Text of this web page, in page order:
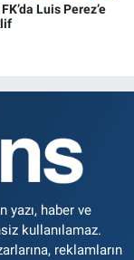
Luis Perez’e
yazı, haber ve
kullanılamaz.
reklamların